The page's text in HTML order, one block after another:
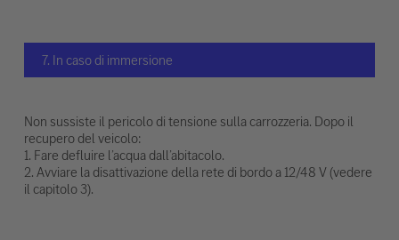
7. In caso di immersione
Non sussiste il pericolo di tensione sulla carrozzeria. Dopo il
recupero del veicolo:
1. Fare defluire l’acqua dall’abitacolo.
2. Avviare la disattivazione della rete di bordo a 12/48 V (vedere
il capitolo 3).